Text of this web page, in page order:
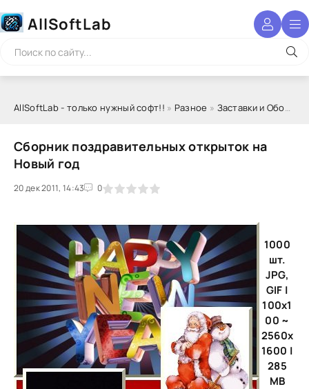
AllSoftLab
AllSoftLab - только нужный софт!! » Разное » Заставки и Обои
Сборник поздравительных открыток на
Новый год
20 дек 2011, 14:43 0
1 2 3 4 5
1000
шт.
JPG,
GIF |
100x1
00 ~
2560x
1600 |
285
MB